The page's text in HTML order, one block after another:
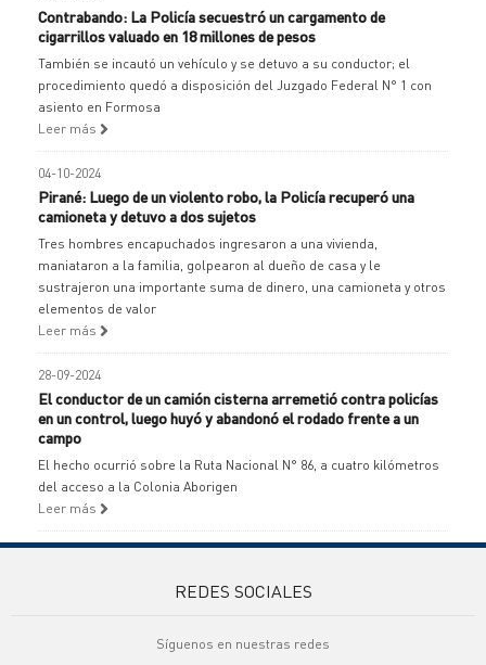
Contrabando: La Policía secuestró un cargamento de
cigarrillos valuado en 18 millones de pesos
También se incautó un vehículo y se detuvo a su conductor; el
procedimiento quedó a disposición del Juzgado Federal N° 1 con
asiento en Formosa
Leer más
04-10-2024
Pirané: Luego de un violento robo, la Policía recuperó una
camioneta y detuvo a dos sujetos
Tres hombres encapuchados ingresaron a una vivienda,
maniataron a la familia, golpearon al dueño de casa y le
sustrajeron una importante suma de dinero, una camioneta y otros
elementos de valor
Leer más
28-09-2024
El conductor de un camión cisterna arremetió contra policías
en un control, luego huyó y abandonó el rodado frente a un
campo
El hecho ocurrió sobre la Ruta Nacional N° 86, a cuatro kilómetros
del acceso a la Colonia Aborigen
Leer más
REDES SOCIALES
Síguenos en nuestras redes